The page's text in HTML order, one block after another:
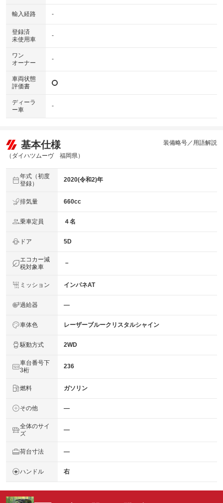
輸入経路 -
登録済
未使用車
-
ワン
オーナー
-
車両状態
評価書
ディーラ
ー車
-
基本仕様
（ダイハツムーヴ 福岡県）
装備略号／用語解説
年式（初度
登録）
2020(令和2)年
排気量 660cc
乗車定員 ４名
ドア 5D
エコカー減
税対象車
－
ミッション インパネAT
過給器 ―
車体色 レーザーブルークリスタルシャイン
駆動方式 2WD
車台番号下
3桁
236
燃料 ガソリン
その他 ―
全体のサイ
ズ
―
荷台寸法 ―
ハンドル 右